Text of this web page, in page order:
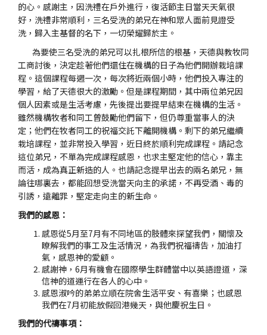
的心。感謝主，因洗禮在戶外進行，復活節主日當天天氣很
好，洗禮非常順利，三名受洗的弟兄在神和眾人面前見證受
洗，歸入主基督的名下，一切榮耀歸於主。
為要使三名受洗的弟兄可以扎根所信的根基，天德與教牧同
工商討後，決定趁著他們還住在機構的日子為他們開辦栽培課
程。這個課程每週一次，每次將近兩個小時，他們投入專注的
學習，給了天德很大的激勵。但是課程期間，其中兩位弟兄因
個人因素或是生活考慮，先後提出要提早結束在機構的生活。
雖然機構牧者和同工曾鼓勵他們留下，但仍尊重當事人的決
定；他們在牧者同工的祝福交託下離開機構。剩下的弟兄繼續
栽培課程，並非常投入學習，近日終於順利完成課程。請記念
這位弟兄，不單為完成課程感恩，也求主堅定他的信心，靠主
而活，成為真正新造的人。也請記念提早出去的兩名弟兄，無
論往哪裏去，都能回想受洗當天向主的承諾，不再受酒、毒的
引誘，遠離罪，堅定走向主的新生命。
我們的感恩：
感恩從5月至7月有不同地區的肢體來探望我們，關懷及
瞭解我們的事工及生活情況，為我們祝福禱告，加油打
氣，感恩神的愛顧。
感謝神，6月有機會在國際學生群體當中以英語證道，深
信神的道運行在各人的心中。
感恩淑吟的弟弟立順在院舍生活平安、有喜樂；也感恩
我們在7月初能放假回港幾天，與他慶祝生日。
我們的代禱事項：